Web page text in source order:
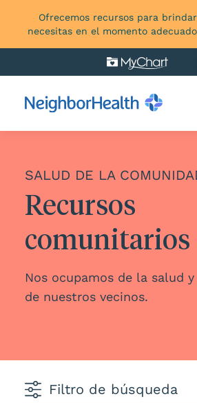
Ofrecemos recursos para
necesitas en el momento adecuado
SALUD DE LA
Recursos
comunitarios
Nos ocupamos de la salud
de nuestros vecinos.
Filtro de búsqueda